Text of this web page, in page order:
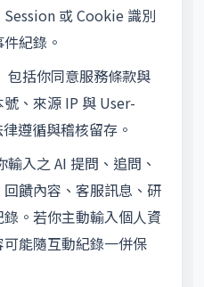
或 Cookie 識別
紀錄。
包括你同意服務條款與
、來源 IP 與 User-
遵循與稽核留存。
輸入之 AI 提問、追問、
饋內容、客服訊息、研
。若你主動輸入個人資
能隨互動紀錄一併保